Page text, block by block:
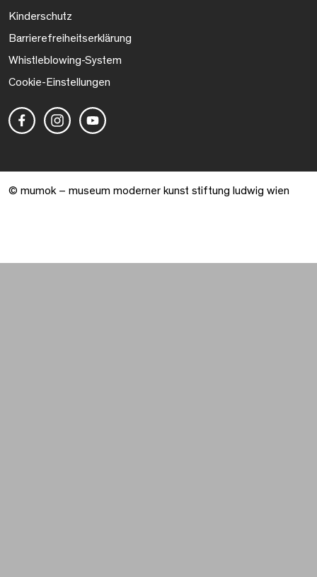
Kinderschutz
Barrierefreiheitserklärung
Whistleblowing-System
Cookie-Einstellungen
© mumok – museum moderner kunst stiftung ludwig wien